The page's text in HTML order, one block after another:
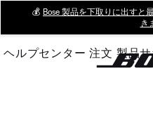
Main
💰 Bose 製品を下取りに出すと
き
ヘルプセンター 注文 製品